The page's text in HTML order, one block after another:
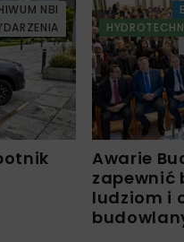
NBI
Awarie
zapewnić
ludziom i